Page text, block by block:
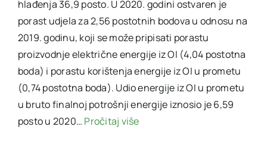
hlađenja 36,9 posto. U 2020. godini ostvaren je
porast udjela za 2,56 postotnih bodova u odnosu na
2019. godinu, koji se može pripisati porastu
proizvodnje električne energije iz OI (4,04 postotna
boda) i porastu korištenja energije iz OI u prometu
(0,74 postotna boda). Udio energije iz OI u prometu
u bruto finalnoj potrošnji energije iznosio je 6,59
posto u 2020… Pročitaj više